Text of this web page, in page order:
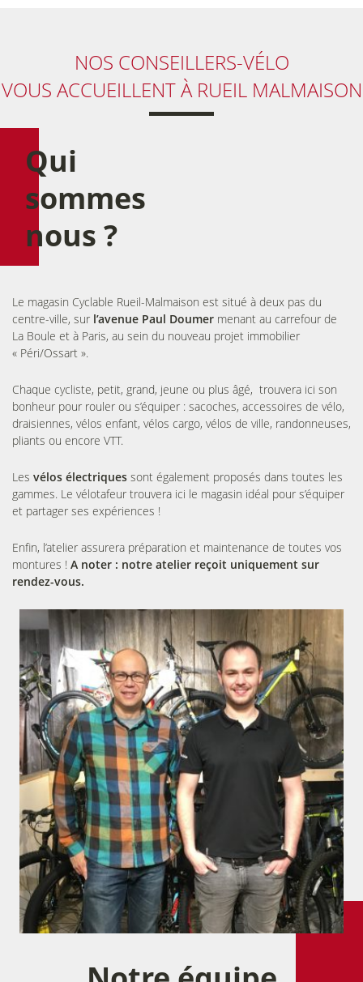
NOS CONSEILLERS-VÉLO
VOUS ACCUEILLENT À RUEIL MALMAISON
Qui
sommes
nous ?
Le magasin Cyclable Rueil-Malmaison est situé à deux pas du
centre-ville, sur l’avenue Paul Doumer menant au carrefour de
La Boule et à Paris, au sein du nouveau projet immobilier
« Péri/Ossart ».
Chaque cycliste, petit, grand, jeune ou plus âgé, trouvera ici son
bonheur pour rouler ou s’équiper : sacoches, accessoires de vélo,
draisiennes, vélos enfant, vélos cargo, vélos de ville, randonneuses,
pliants ou encore VTT.
Les vélos électriques sont également proposés dans toutes les
gammes. Le vélotafeur trouvera ici le magasin idéal pour s’équiper
et partager ses expériences !
Enfin, l’atelier assurera préparation et maintenance de toutes vos
montures ! A noter : notre atelier reçoit uniquement sur
rendez-vous.